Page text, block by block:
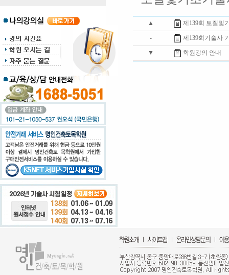
▲ 제139회 토질및
- 제139회기술사
▼ 학원강의 안내